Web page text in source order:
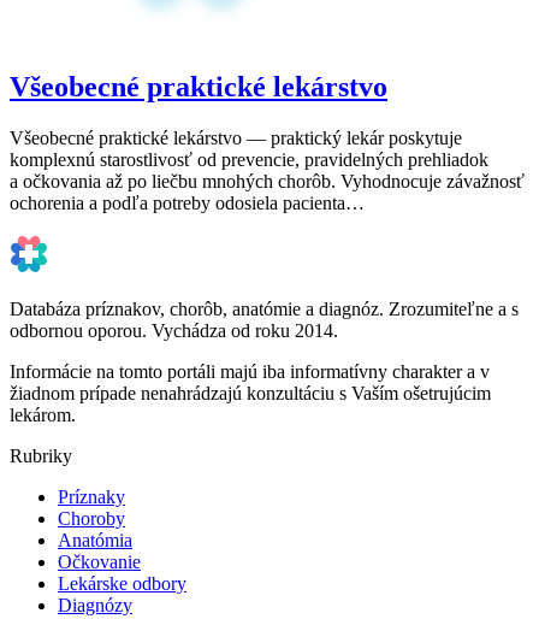
Všeobecné praktické lekárstvo
Všeobecné praktické lekárstvo — praktický lekár poskytuje
komplexnú starostlivosť od prevencie, pravidelných prehliadok
a očkovania až po liečbu mnohých chorôb. Vyhodnocuje závažnosť
ochorenia a podľa potreby odosiela pacienta…
Databáza príznakov, chorôb, anatómie a diagnóz. Zrozumiteľne a s
odbornou oporou. Vychádza od roku 2014.
Informácie na tomto portáli majú iba informatívny charakter a v
žiadnom prípade nenahrádzajú konzultáciu s Vaším ošetrujúcim
lekárom.
Rubriky
Príznaky
Choroby
Anatómia
Očkovanie
Lekárske odbory
Diagnózy